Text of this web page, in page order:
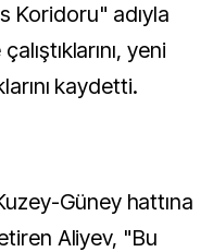
Koridoru" adıyla
yeni
kaydetti.
Güney hattına
Aliyev, "Bu